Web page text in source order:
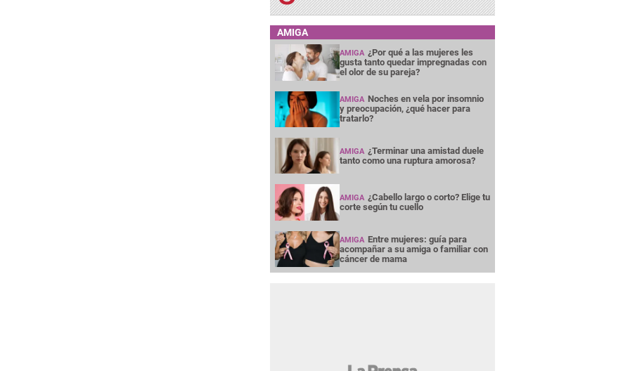
AMIGA
AMIGA ¿Por qué a las mujeres les
gusta tanto quedar impregnadas con
el olor de su pareja?
AMIGA Noches en vela por insomnio
y preocupación, ¿qué hacer para
tratarlo?
AMIGA ¿Terminar una amistad duele
tanto como una ruptura amorosa?
AMIGA ¿Cabello largo o corto? Elige tu
corte según tu cuello
AMIGA Entre mujeres: guía para
acompañar a su amiga o familiar con
cáncer de mama